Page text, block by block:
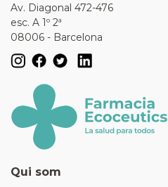
Av. Diagonal 472-476
esc. A 1º 2ª
08006 - Barcelona
Qui som